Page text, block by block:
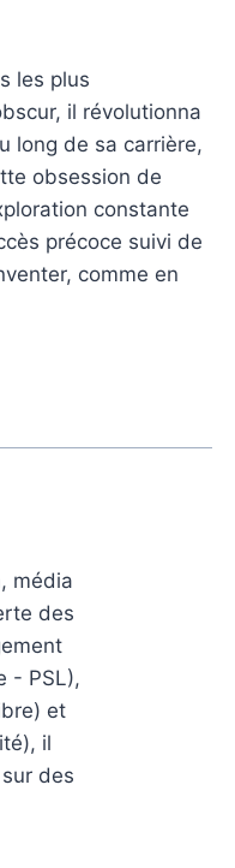
les plus
il révolutionna
long de sa carrière,
obsession de
constante
précoce suivi de
comme en
média
des
- PSL),
et
il
des